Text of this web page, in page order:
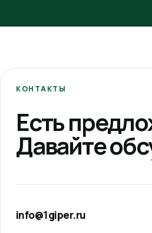
КОНТАКТЫ
Есть
Давайте
info@1giper.ru